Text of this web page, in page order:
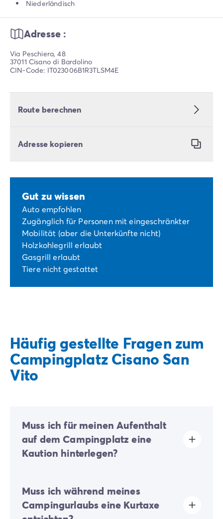
Niederländisch
Adresse :
Via Peschiera, 48
37011 Cisano di Bardolino
CIN-Code: IT023006B1R3TLSM4E
Route berechnen
Adresse kopieren
Gut zu wissen
Auto empfohlen
Zugänglich für Personen mit eingeschränkter
Mobilität (aber die Unterkünfte nicht)
Holzkohlegrill erlaubt
Gasgrill erlaubt
Tiere nicht gestattet
Häufig gestellte Fragen zum
Campingplatz Cisano San
Vito
Muss ich für meinen Aufenthalt
auf dem Campingplatz eine
Kaution hinterlegen?
oder nach Ihrer Ankunft vor Ort fällig.
Muss ich während meines
Campingurlaubs eine Kurtaxe